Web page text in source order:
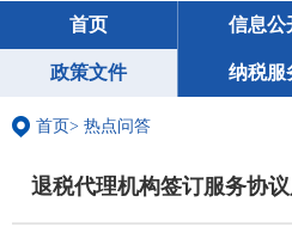
首页 信息公
政策文件 纳税服
首页> 热点问答
退税代理机构签订服务协